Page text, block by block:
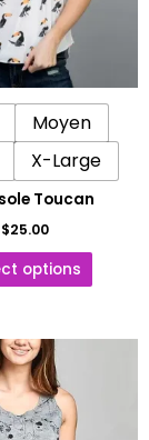
Moyen
X-Large
Toucan
$25.00
options
la
page